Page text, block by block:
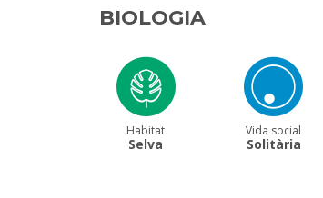
BIOLOGIA
Habitat
Selva
Vida social
Solitària